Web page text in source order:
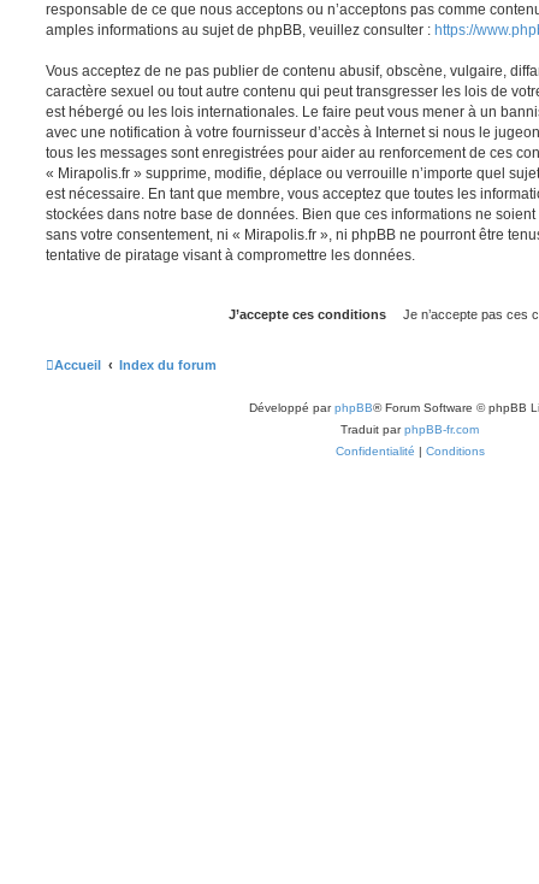
responsable de ce que nous acceptons ou n’acceptons pas comme
amples informations au sujet de phpBB, veuillez consulter : https://
Vous acceptez de ne pas publier de contenu abusif, obscène, vulgaire,
caractère sexuel ou tout autre contenu qui peut transgresser les lois de
est hébergé ou les lois internationales. Le faire peut vous mener à un
avec une notification à votre fournisseur d’accès à Internet si nous le
tous les messages sont enregistrées pour aider au renforcement de ces
« Mirapolis.fr » supprime, modifie, déplace ou verrouille n’importe quel
est nécessaire. En tant que membre, vous acceptez que toutes les
stockées dans notre base de données. Bien que ces informations ne
sans votre consentement, ni « Mirapolis.fr », ni phpBB ne pourront être
tentative de piratage visant à compromettre les données.
Accueil Index du forum
Développé parphpBB® Forum Software © phpBB
Traduit parphpBB-fr.com
Confidentialité | Conditions